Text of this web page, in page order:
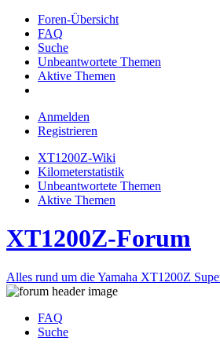
Foren-Übersicht
FAQ
Suche
Unbeantwortete Themen
Aktive Themen
Anmelden
Registrieren
XT1200Z-Wiki
Kilometerstatistik
Unbeantwortete Themen
Aktive Themen
XT1200Z-Forum
Alles rund um die Yamaha XT1200Z
FAQ
Suche